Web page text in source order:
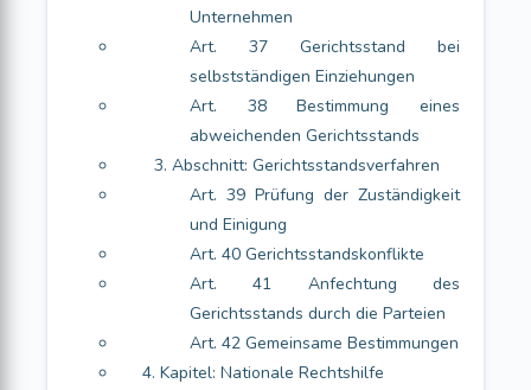
Unternehmen
Art. 37 Gerichtsstand bei
selbstständigen Einziehungen
Art. 38 Bestimmung eines
abweichenden Gerichtsstands
3. Abschnitt: Gerichtsstandsverfahren
Art. 39 Prüfung der Zuständigkeit
und Einigung
Art. 40 Gerichtsstandskonflikte
Art. 41 Anfechtung des
Gerichtsstands durch die Parteien
Art. 42 Gemeinsame Bestimmungen
4. Kapitel: Nationale Rechtshilfe